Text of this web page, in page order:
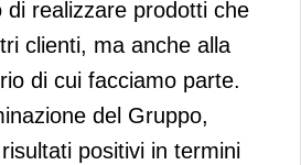
di realizzare prodotti che
clienti, ma anche alla
di cui facciamo parte.
del Gruppo,
positivi in termini